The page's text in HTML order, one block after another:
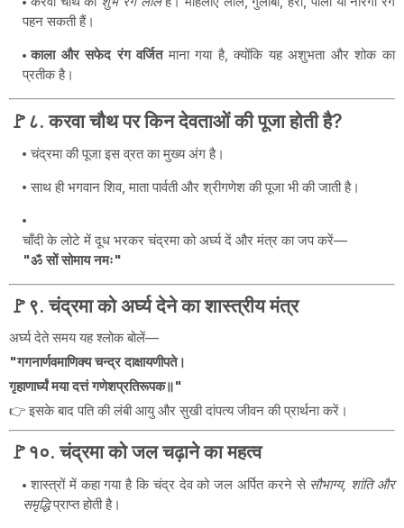
पहन सकती हैं।
काला और सफेद रंग वर्जितमाना गया है, क्योंकि यह अशुभता और शोक का
प्रतीक है।
🚩८. करवा चौथ पर किन देवताओं की पूजा होती है?
चंद्रमा की पूजा इस व्रत का मुख्य अंग है।
साथ ही भगवान शिव, माता पार्वती और श्रीगणेश की पूजा भी की जाती है।
चाँदी के लोटे में दूध भरकर चंद्रमा को अर्घ्य दें और मंत्र का जप करें—
"ॐ सों सोमाय नमः"
🚩९. चंद्रमा को अर्घ्य देने का शास्त्रीय मंत्र
अर्घ्य देते समय यह श्लोक बोलें—
"गगनार्णवमाणिक्य चन्द्र दाक्षायणीपते।
गृहाणार्घ्यं मया दत्तं गणेशप्रतिरूपक॥"
👉 इसके बाद पति की लंबी आयु और सुखी दांपत्य जीवन की प्रार्थना करें।
🚩१०. चंद्रमा को जल चढ़ाने का महत्व
शास्त्रों में कहा गया है कि चंद्र देव को जल अर्पित करने से सौभाग्य, शांति और
समृद्धिप्राप्त होती है।